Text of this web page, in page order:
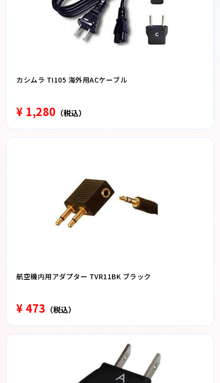
カシムラ TI105 海外用ACケーブル
¥ 1,280 （税込）
航空機内用アダプター TVR11BK ブラック
¥ 473 （税込）